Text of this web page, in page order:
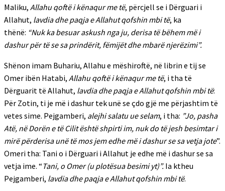
Maliku, Allahu qoftë i kënaqur me të, përcjell se i Dërguari i
Allahut, lavdia dhe paqja e Allahut qofshin mbi të, ka
thënë: “Nuk ka besuar askush nga ju, derisa të bëhem më i
dashur për të se sa prindërit, fëmijët dhe mbarë njerëzimi”.
Shënon imam Buhariu, Allahu e mëshiroftë, në librin e tij se
Omer ibën Hatabi, Allahu qoftë i kënaqur me të, i tha të
Dërguarit të Allahut, lavdia dhe paqja e Allahut qofshin mbi të:
Për Zotin, ti je më i dashur tek unë se çdo gjë me përjashtim të
vetes sime. Pejgamberi, alejhi salatu ue selam, i tha: ”Jo, pasha
Atë, në Dorën e të Cilit është shpirti im, nuk do të jesh besimtar i
mirë përderisa unë të mos jem edhe më i dashur se sa vetja jote”.
Omeri tha: Tani o i Dërguari i Allahut je edhe më i dashur se sa
vetja ime. “ Tani, o Omer (u plotësua besimi yt)”. Ia ktheu
Pejgamberi, lavdia dhe paqja e Allahut qofshin mbi të.